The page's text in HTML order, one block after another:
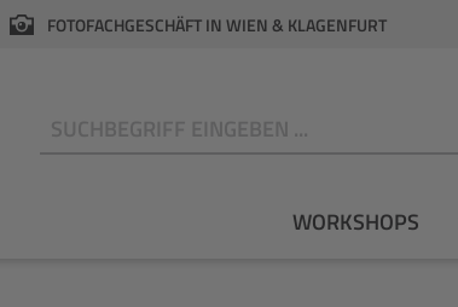
FOTOFACHGESCHÄFT IN WIEN & KLAGENFURT
WORKSHOPS